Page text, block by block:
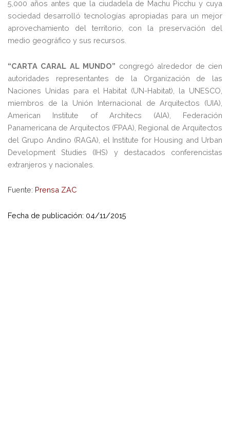
5,000 años antes que la ciudadela de Machu Picchu y cuya
sociedad desarrolló tecnologías apropiadas para un mejor
aprovechamiento del territorio, con la preservación del
medio geográfico y sus recursos.
“CARTA CARAL AL MUNDO” congregó alrededor de cien
autoridades representantes de la Organización de las
Naciones Unidas para el Habitat (UN-Habitat), la UNESCO,
miembros de la Unión Internacional de Arquitectos (UIA),
American Institute of Architecs (AIA), Federación
Panamericana de Arquitectos (FPAA), Regional de Arquitectos
del Grupo Andino (RAGA), el Institute for Housing and Urban
Development Studies (IHS) y destacados conferencistas
extranjeros y nacionales.
Fuente: Prensa ZAC
Fecha de publicación: 04/11/2015